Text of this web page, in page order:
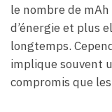
le nombre de
d’énergie et plus
longtemps.
implique souvent
compromis que